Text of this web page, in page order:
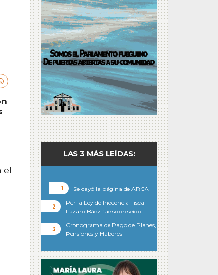
LAS 3 MÁS LEÍDAS:
Se cayó la página de ARCA
Por la Ley de Inocencia Fiscal
Lázaro Báez fue sobreseído
Cronograma de Pago de Planes,
Pensiones y Haberes